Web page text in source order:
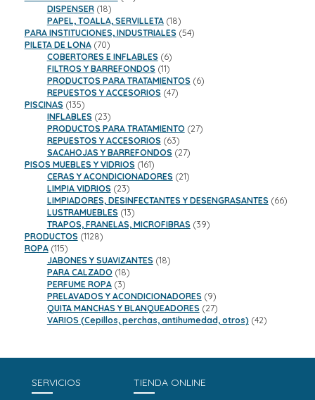
DISPENSER 1818
productos
PAPEL, TOALLA, SERVILLETA 1818
productos
PARA INSTITUCIONES, INDUSTRIALES 5454
PILETA DE LONA 7070
productos
COBERTORES E INFLABLES 66
productos
FILTROS Y BARREFONDOS 1111
productos
PRODUCTOS PARA TRATAMIENTOS 66
REPUESTOS Y ACCESORIOS 4747
PISCINAS 135135
productos
INFLABLES 2323
productos
PRODUCTOS PARA TRATAMIENTO 2727
REPUESTOS Y ACCESORIOS 6363
productos
SACAHOJAS Y BARREFONDOS 2727
PISOS MUEBLES Y VIDRIOS 161161
productos
CERAS Y ACONDICIONADORES 2121
LIMPIA VIDRIOS 2323
productos
LIMPIADORES, DESINFECTANTES Y DESENGRASANTES 6666
LUSTRAMUEBLES 1313
productos
TRAPOS, FRANELAS, MICROFIBRAS 3939
PRODUCTOS 11281128
ROPA 115115
productos
JABONES Y SUAVIZANTES 1818
PARA CALZADO 1818
PERFUME ROPA 33
productos
PRELAVADOS Y ACONDICIONADORES 99
productos
QUITA MANCHAS Y BLANQUEADORES 2727
productos
VARIOS (Cepillos, perchas, antihumedad, otros) 4242
SERVICIOS
TIENDA ONLINE